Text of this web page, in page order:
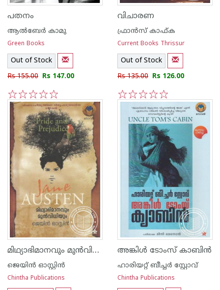
പതനം
ആല്‍ബേര്‍ കാമു
Green Books
Out of Stock
Rs 155.00 Rs 147.00
5
4
3
2
1
വിചാരണ
ഫ്രാന്‍സ് കാഫ്ക
Current Books Thrissur
Out of Stock
Rs 135.00 Rs 126.00
5
4
3
2
1
മിഥ്യാഭിമാനവും മുന്‍വിധിയും -പ്രൈഡ് ആ‌ന്‍ഡ് പ്രെജുഡീസ്
ജെയിന്‍ ഓസ്റ്റിന്‍
Chintha Publications
അങ്കിള്‍ ടോംസ് കാബി‌ന്‍
ഹാരിയറ്റ് ബീച്ചര്‍ സ്റ്റോവ്
Chintha Publications